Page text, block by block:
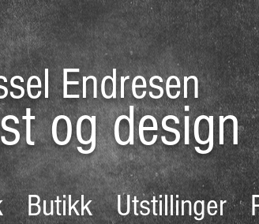
Endresen
og design
Butikk Utstillinger